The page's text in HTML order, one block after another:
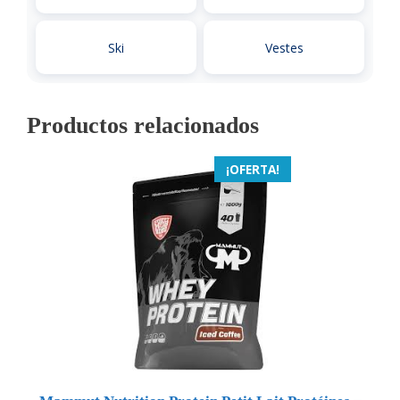
Ski Vestes
Productos relacionados
¡OFERTA!